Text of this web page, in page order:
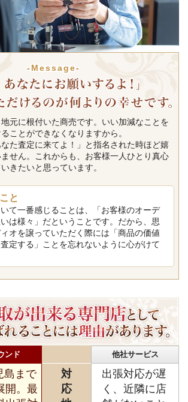
-Message-
元に根付いた商売です。いい加減なことを
ことができなくなりますから。
た査定に来てよ！」と指名された時ほど嬉
せん。これからも、お客様一人ひとり真心
きたいと思っています。
と
て一番感じることは、「お客様のオーデ
は様々」だということです。だから、思
オを譲っていただく際には「商品の価値
定する」ことを忘れないように心がけて
ンド 他社サービス
島まで
開。最
対
応
出張対応が遅
く、近隣に店